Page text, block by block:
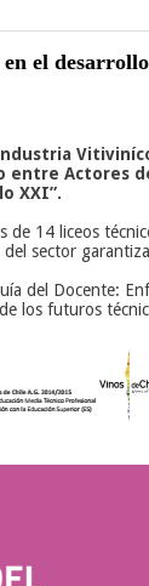
el
entre Actores
XXI”.
14 liceos
del sector
del Docente:
los futuros